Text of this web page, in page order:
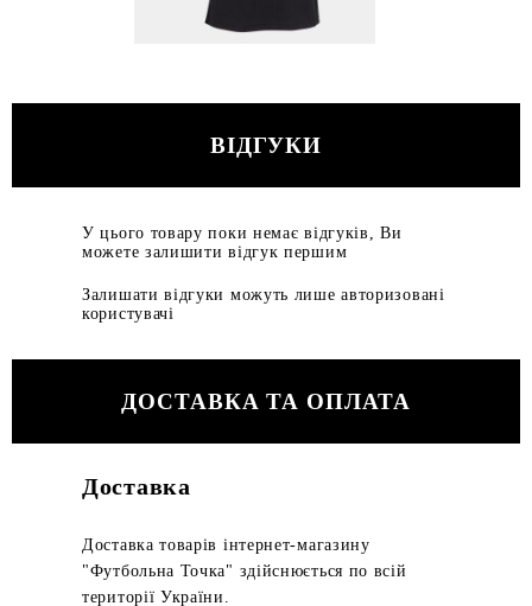
ВІДГУКИ
У цього товару поки немає відгуків, Ви
можете залишити відгук першим
Залишати відгуки можуть лише авторизовані
користувачі
ДОСТАВКА ТА ОПЛАТА
Доставка
Доставка товарів інтернет-магазину
"Футбольна Точка" здійснюється по всій
території України.